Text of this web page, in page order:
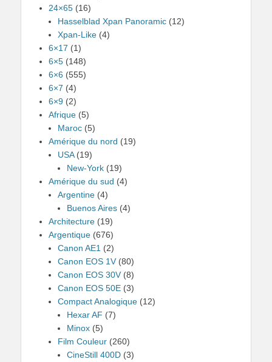
24×65 (16)
Hasselblad Xpan Panoramic (12)
Xpan-Like (4)
6×17 (1)
6×5 (148)
6×6 (555)
6×7 (4)
6×9 (2)
Afrique (5)
Maroc (5)
Amérique du nord (19)
USA(19)
New-York (19)
Amérique du sud (4)
Argentine (4)
Buenos Aires (4)
Architecture (19)
Argentique (676)
Canon AE1 (2)
Canon EOS 1V (80)
Canon EOS 30V (8)
Canon EOS 50E (3)
Compact Analogique (12)
Hexar AF (7)
Minox (5)
Film Couleur (260)
CineStill 400D (3)